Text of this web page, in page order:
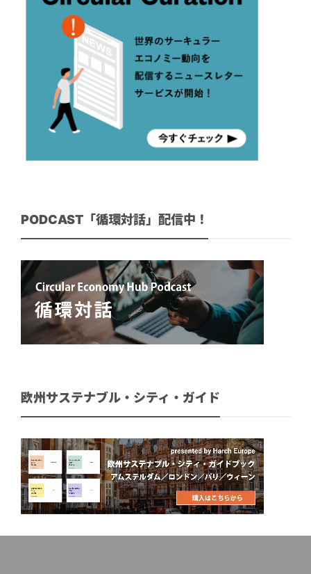
PODCAST「循環対話」配信中！
欧州サステナブル・シティ・ガイド